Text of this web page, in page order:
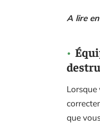
A lire
que